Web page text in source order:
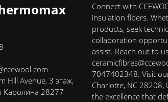
Hill Avenue, 3 этаж,
Каролина 28277
Connect with
insulation fibers.
products, seek
collaboration
assist. Reach out to
7047402348. Visit
Charlotte, NC 28208,
the excellence that